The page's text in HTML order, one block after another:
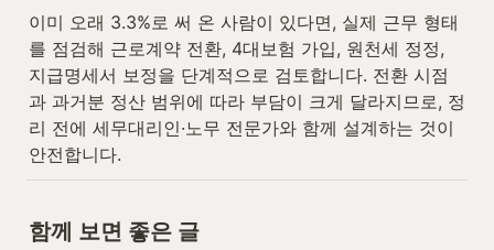
이미 오래 3.3%로 써 온 사람이 있다면, 실제 근무 형태
를 점검해 근로계약 전환, 4대보험 가입, 원천세 정정,
지급명세서 보정을 단계적으로 검토합니다. 전환 시점
과 과거분 정산 범위에 따라 부담이 크게 달라지므로, 정
리 전에 세무대리인·노무 전문가와 함께 설계하는 것이
안전합니다.
함께 보면 좋은 글